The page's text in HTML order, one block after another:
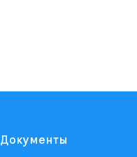
Документы